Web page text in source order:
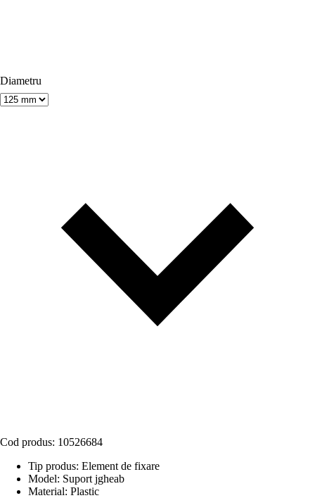
Diametru
Cod produs: 10526684
Tip produs: Element de fixare
Model: Suport jgheab
Material: Plastic